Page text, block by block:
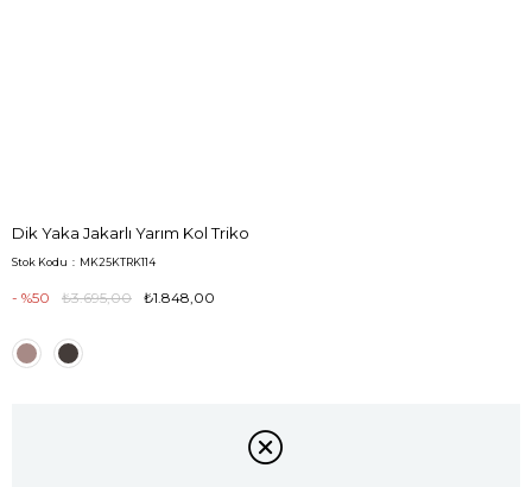
Dik Yaka Jakarlı Yarım Kol Triko
Stok Kodu MK25KTRK114
50 ₺3.695,00 ₺1.848,00